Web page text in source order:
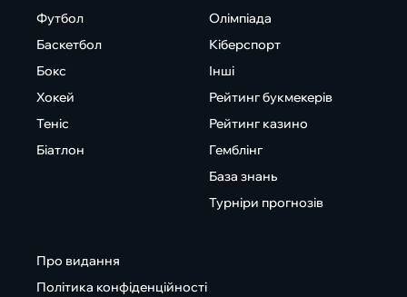
Футбол
Баскетбол
Бокс
Хокей
Теніс
Біатлон
Олімпіада
Кіберспорт
Інші
Рейтинг букмекерів
Рейтинг казино
Гемблінг
База знань
Турніри прогнозів
Про видання
Політика конфіденційності